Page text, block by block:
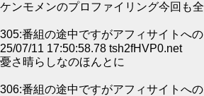
ケンモメンのプロファイリング今回も
305:番組の途中ですがアフィサイトへ
25/07/11 17:50:58.78 tsh2fHVP0.net
憂さ晴らしなのほんとに
306:番組の途中ですがアフィサイトへ